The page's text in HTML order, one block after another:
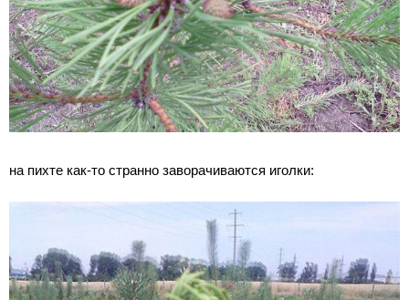
на пихте как-то странно заворачиваются иголки: